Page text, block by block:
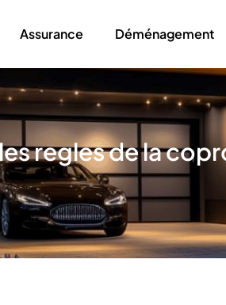
Assurance Déménagement
regles de la